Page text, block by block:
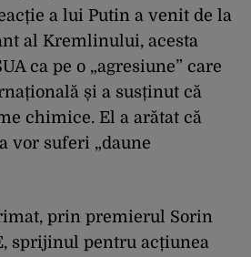
a lui Putin a venit de la
al Kremlinului, acesta
ca pe o „agresiune” care
și a susținut că
chimice. El a arătat că
vor suferi „daune
prin premierul Sorin
sprijinul pentru acțiunea